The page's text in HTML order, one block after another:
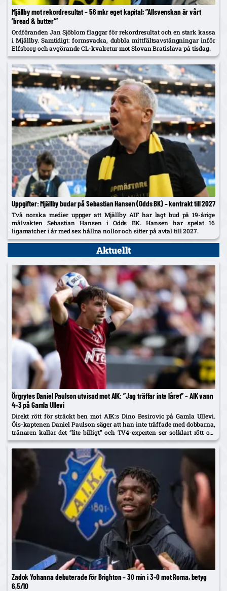
Mjällby mot rekordresultat – 56 mkr eget kapital; ”Allsvenskan är vårt
’bread & butter'”
Ordföranden Jan Sjöblom flaggar för rekordresultat och en stark kassa
i Mjällby. Samtidigt: formsvacka, dubbla mittfältsavstängningar inför
Elfsborg och avgörande CL-kvalretur mot Slovan Bratislava på tisdag.
Uppgifter: Mjällby budar på Sebastian Hansen (Odds BK) – kontrakt till 2027
Två norska medier uppger att Mjällby AIF har lagt bud på 19-årige
målvakten Sebastian Hansen i Odds BK. Hansen har spelat 16
ligamatcher i år med sex hållna nollor och sitter på avtal till 2027.
Aktuellt
Örgrytes Daniel Paulson utvisad mot AIK: ”Jag träffar inte låret” – AIK vann
4–3 på Gamla Ullevi
Direkt rött för sträckt ben mot AIK:s Dino Besirovic på Gamla Ullevi.
Öis-kaptenen Daniel Paulson säger att han inte träffade med dobbarna,
tränaren kallar det ”lite billigt” och TV4-experten ser solklart rött om
det var träff.
Zadok Yohanna debuterade för Brighton – 30 min i 3–0 mot Roma, betyg
6,5/10